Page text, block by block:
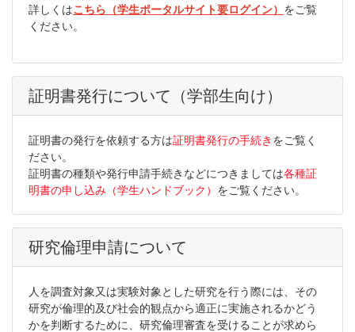
詳しくはこちら（学生ポータルサイト要ログイン） をご覧
ください。
証明書発行について（学部生向け）
証明書の発行を依頼する方は証明書発行の手続き をご覧く
ださい。
証明書の種類や発行申請手続きなどにつきましては各種証
明書の申し込み（学生ハンドブック） をご覧ください。
研究倫理申請について
人を調査対象又は実験対象とした研究を行う際には、その
研究が倫理的及び社会的観点から適正に実施されるかどう
かを判断するために、研究倫理審査を受けることが求めら